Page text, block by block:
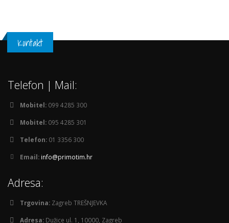
Kontakt
Telefon | Mail:
Mobitel: 099 4285 300
Mobitel: 095 4285 301
Telefon: 01 3356 300
Email: info@primotim.hr
Adresa:
Trgovina: Zagreb TREŠNJEVKA
Adresa: Dužice ul. 1, 10000, Zagreb